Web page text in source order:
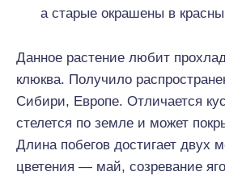
а старые окрашены в
Данное растение любит
клюква. Получило
Сибири, Европе. Отличается
стелется по земле и может
Длина побегов достигает двух
цветения — май, созревание